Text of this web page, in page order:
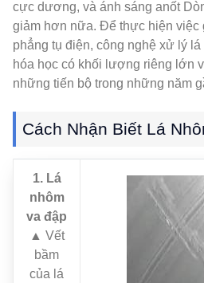
cực dương, và ánh sáng anốt
giảm hơn nữa. Để thực hiện việc
phẳng tụ điện, công nghệ xử lý
hóa học có khối lượng riêng lớn
những tiến bộ trong những năm
Cách Nhận Biết Lá
1. Lá
nhôm
va đập
▲ Vết
bầm
của lá